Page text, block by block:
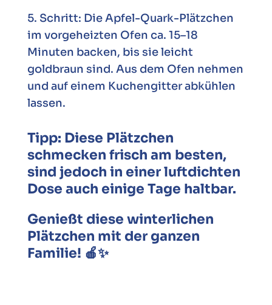
5. Schritt: Die Apfel-Quark-Plätzchen
im vorgeheizten Ofen ca. 15–18
Minuten backen, bis sie leicht
goldbraun sind. Aus dem Ofen nehmen
und auf einem Kuchengitter abkühlen
lassen.
Tipp: Diese Plätzchen
schmecken frisch am besten,
sind jedoch in einer luftdichten
Dose auch einige Tage haltbar.
Genießt diese winterlichen
Plätzchen mit der ganzen
Familie! 🍎✨